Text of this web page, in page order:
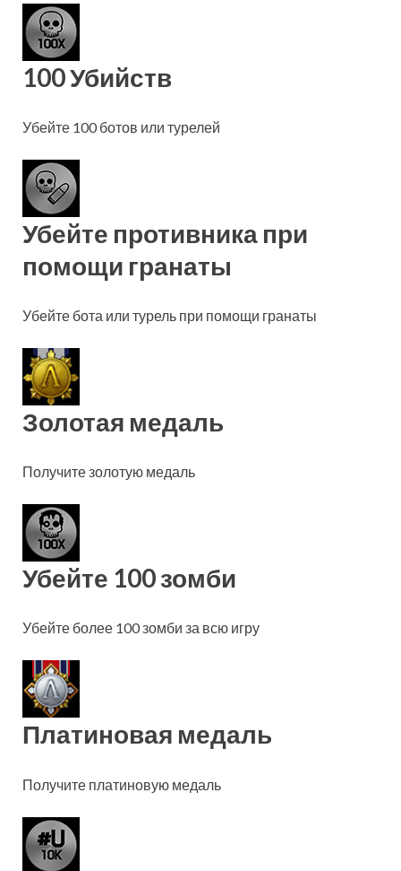
100 Убийств
Убейте 100 ботов или турелей
Убейте противника при
помощи гранаты
Убейте бота или турель при помощи гранаты
Золотая медаль
Получите золотую медаль
Убейте 100 зомби
Убейте более 100 зомби за всю игру
Платиновая медаль
Получите платиновую медаль